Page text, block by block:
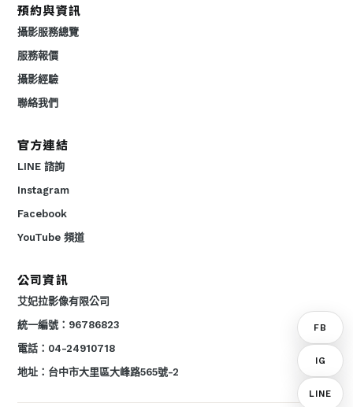
預約與資訊
攝影服務總覽
服務報價
攝影經驗
聯絡我們
官方連結
LINE 諮詢
Instagram
Facebook
YouTube 頻道
公司資訊
艾妃拉影像有限公司
統一編號：96786823
電話：04-24910718
地址：台中市大里區大峰路565號-2
FB
IG
LINE